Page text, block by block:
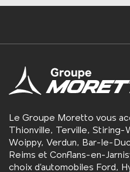
Le Groupe Moretto vous
Thionville, Terville, Stiring-
Woippy, Verdun, Bar-le-
Reims et Conflans-en-
choix d’automobiles Ford,